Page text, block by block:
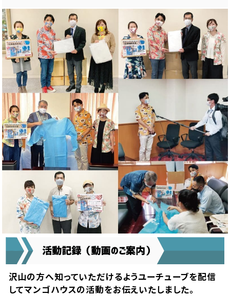
沢山の方へ知っていただけるようユーチューブを配信
してマンゴハウスの活動をお伝えいたしました。